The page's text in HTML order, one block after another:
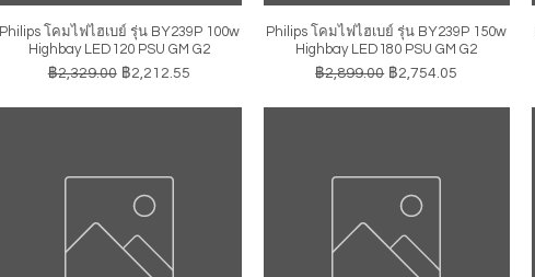
ดูข้อมูลด่วน
Philips โคมไฟไฮเบย์ รุ่น BY239P 100w
Highbay LED120 PSU GM G2
ราคาปกติ
฿2,329.00 ราคาขายลด
฿2,212.55
ดูข้อมูลด่วน
Philips โคมไฟไฮเบย์ รุ่น BY239P 150w
Highbay LED180 PSU GM G2
ราคาปกติ
฿2,899.00 ราคาขายลด
฿2,754.05